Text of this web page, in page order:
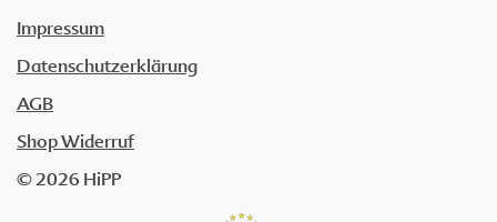
Impressum
Datenschutzerklärung
AGB
Shop Widerruf
© 2026 HiPP